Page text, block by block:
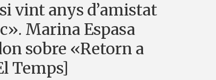
vint anys d’amistat
Marina Espasa
sobre «Retorn a
Temps]